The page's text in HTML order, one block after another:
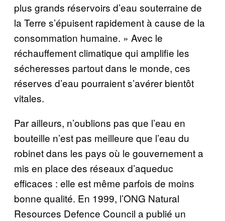
plus grands réservoirs d’eau souterraine de
la Terre s’épuisent rapidement à cause de la
consommation humaine. » Avec le
réchauffement climatique qui amplifie les
sécheresses partout dans le monde, ces
réserves d’eau pourraient s’avérer bientôt
vitales.
Par ailleurs, n’oublions pas que l’eau en
bouteille n’est pas meilleure que l’eau du
robinet dans les pays où le gouvernement a
mis en place des réseaux d’aqueduc
efficaces : elle est même parfois de moins
bonne qualité. En 1999, l’ONG Natural
Resources Defence Council a publié un